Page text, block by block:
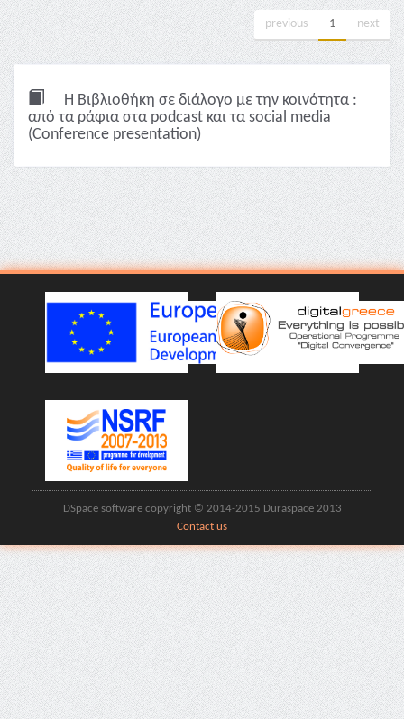
previous 1 next
Η Βιβλιοθήκη σε διάλογο με την κοινότητα :
από τα ράφια στα podcast και τα social media
(Conference presentation)
DSpace software copyright © 2014-2015 Duraspace 2013
Contact us